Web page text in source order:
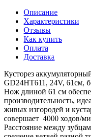
Описание
Характеристики
Отзывы
Как купить
Оплата
Доставка
Кусторез
GD24HT611, 24V, 61см,
Нож длиной 61 см
производительность,
живых изгородей и
совершает 4000 ходов/
Расстояние между